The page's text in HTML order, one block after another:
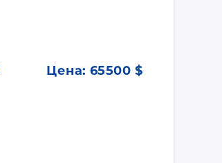
Цена: 65500 $